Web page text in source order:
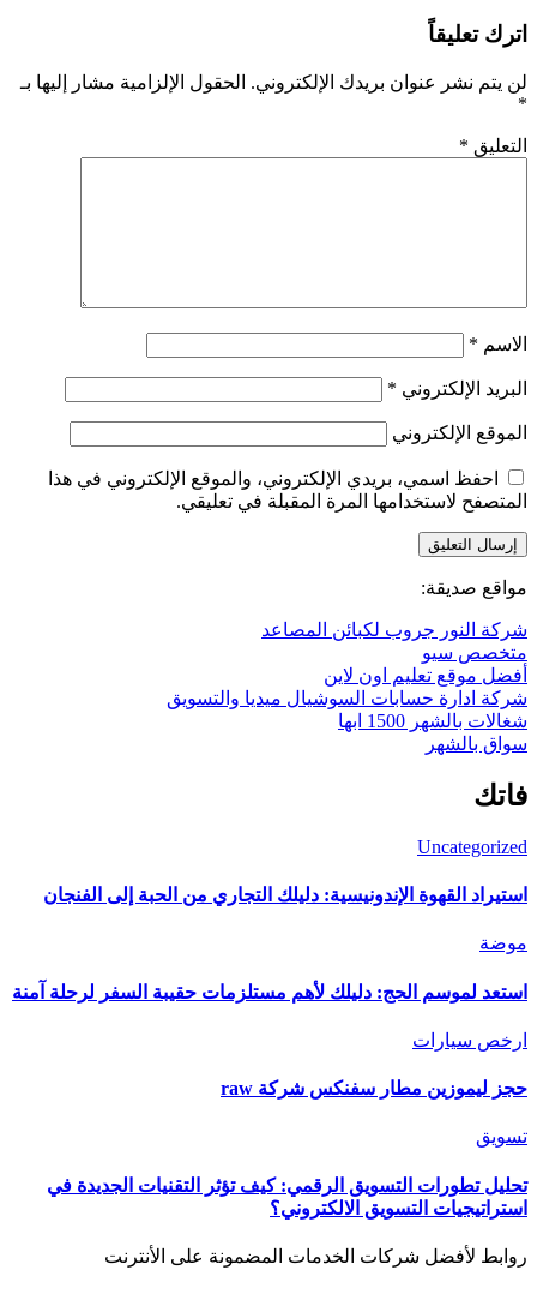
اترك تعليقاً
لن يتم نشر عنوان بريدك الإلكتروني. الحقول الإلزامية مشار إليها بـ
*
التعليق *
الاسم *
البريد الإلكتروني *
الموقع الإلكتروني
احفظ اسمي، بريدي الإلكتروني، والموقع الإلكتروني في هذا
المتصفح لاستخدامها المرة المقبلة في تعليقي.
مواقع صديقة:
شركة النور جروب لكبائن المصاعد
متخصص سيو
أفضل موقع تعليم اون لاين
شركة ادارة حسابات السوشيال ميديا والتسويق
شغالات بالشهر 1500 ابها
سواق بالشهر
فاتك
Uncategorized
استيراد القهوة الإندونيسية: دليلك التجاري من الحبة إلى الفنجان
موضة
استعد لموسم الحج: دليلك لأهم مستلزمات حقيبة السفر لرحلة آمنة
ارخص سيارات
حجز ليموزين مطار سفنكس شركة raw
تسويق
تحليل تطورات التسويق الرقمي: كيف تؤثر التقنيات الجديدة في
استراتيجيات التسويق الالكتروني؟
روابط لأفضل شركات الخدمات المضمونة على الأنترنت